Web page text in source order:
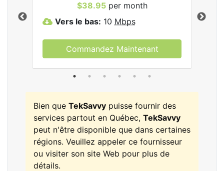
$38.95per month
Vers le bas: 10 Mbps
Commandez Maintenant
Bien que TekSavvy puisse fournir des
services partout en Québec, TekSavvy
peut n'être disponible que dans certaines
régions. Veuillez appeler ce fournisseur
ou visiter son site Web pour plus de
détails.